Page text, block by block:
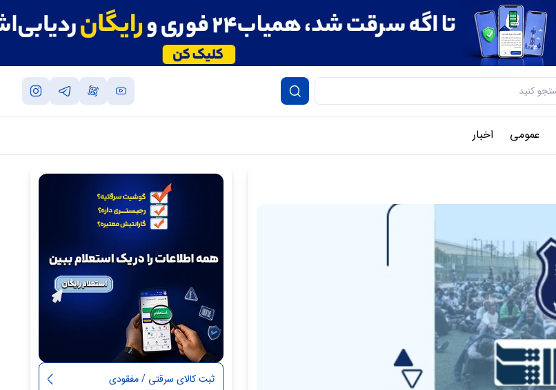
عمومی اخبار
ثبت کالای سرقتی / مفقودی